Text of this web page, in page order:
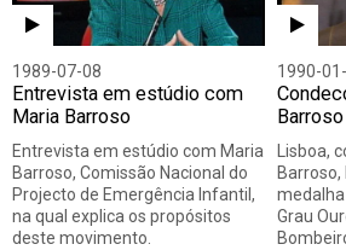
1989-07-08
Entrevista em estúdio com
Maria Barroso
Entrevista em estúdio com Maria
Barroso, Comissão Nacional do
Projecto de Emergência Infantil,
na qual explica os propósitos
deste movimento.
1990-
Barroso
Lisboa,
Grau